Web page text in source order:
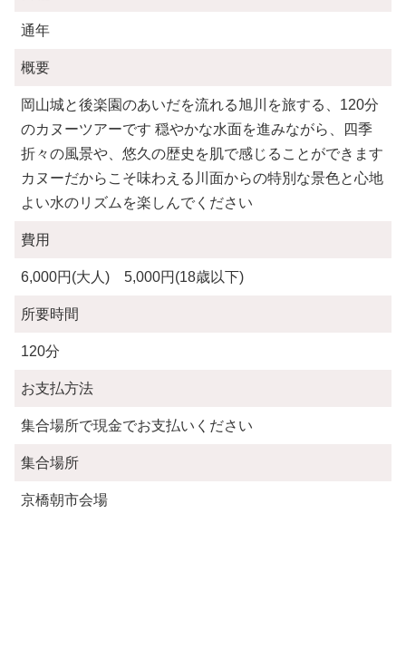
通年
概要
岡山城と後楽園のあいだを流れる旭川を旅する、120分
のカヌーツアーです 穏やかな水面を進みながら、四季
折々の風景や、悠久の歴史を肌で感じることができます
カヌーだからこそ味わえる川面からの特別な景色と心地
よい水のリズムを楽しんでください
費用
6,000円(大人) 5,000円(18歳以下)
所要時間
120分
お支払方法
集合場所で現金でお支払いください
集合場所
京橋朝市会場